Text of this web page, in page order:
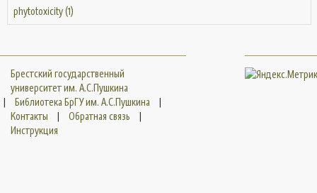
phytotoxicity (1)
Брестский государственный
университет им. А.С.Пушкина
|
Библиотека БрГУ им. А.С.Пушкина
|
Контакты
| Обратная связь
|
Инструкция